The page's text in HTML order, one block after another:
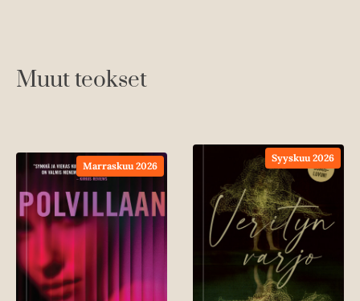
Muut teokset
Marraskuu 2026
Syyskuu 2026